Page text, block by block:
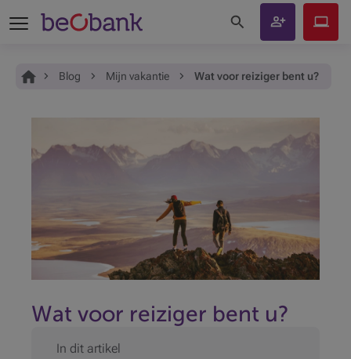
Je bent hier:
Home Blog Mijn vakantie Wat voor reiziger bent u?
Wat voor reiziger bent u?
In dit artikel